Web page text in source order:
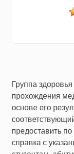
Группа
прохождения
основе его
предоставить
справка с